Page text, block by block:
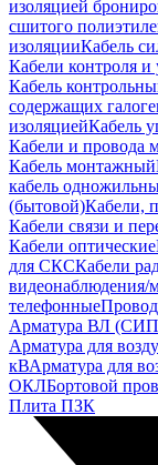
изоляцией
сшитого
изоляцииКабель
Кабели контроля и
Кабель
содержащих
изоляциейКабель
Кабели и провода
Кабель монтажный
кабель
(бытовой)Кабели,
Кабели связи и
Кабели оптические
для СКСКабели
телефонные
Арматура ВЛ
Арматура для
кВАрматура для
ОКЛБортовой
Плита ПЗК